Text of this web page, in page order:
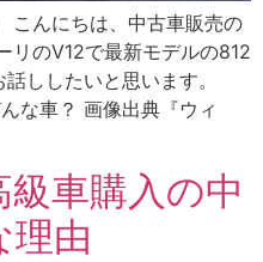
こんにちは、中古車販売の
リのV12で最新モデルの812
ししたいと思います。
な車？ 画像出典『ウィ
車購入の中
理由